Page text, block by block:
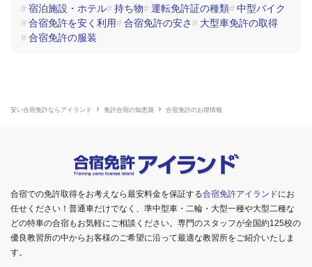
宿泊施設・ホテル
持ち物 運転免許証の種類
中型バイク
合宿免許を安く利用
合宿免許の安さ
大型車免許の取得
合宿免許の服装
安い合宿免許ならアイランド 免許合宿の知恵袋 合宿免許のお得情報
合宿での免許取得をお考えなら最安料金を保証する合宿免許アイランドにお
任せください！普通車だけでなく、準中型車・二輪・大型一種や大型二種な
どの特車の合宿もお気軽にご相談ください。専門のスタッフが全国約125校の
優良教習所の中からお客様のご希望に沿って最適な教習所をご紹介いたしま
す。